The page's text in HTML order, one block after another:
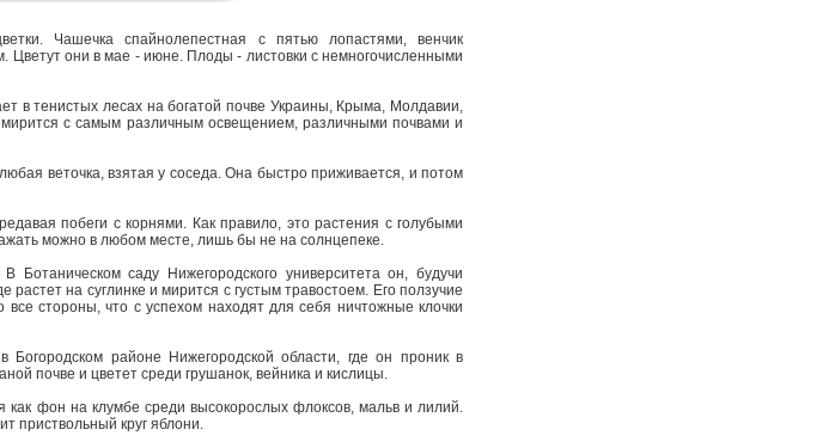
Чашечка спайнолепестная с пятью лопастями, венчик
Цветут они в мае - июне. Плоды - листовки с немногочисленными
в тенистых лесах на богатой почве Украины, Крыма, Молдавии,
с самым различным освещением, различными почвами и
веточка, взятая у соседа. Она быстро приживается, и потом
побеги с корнями. Как правило, это растения с голубыми
можно в любом месте, лишь бы не на солнцепеке.
саду Нижегородского университета он, будучи
на суглинке и мирится с густым травостоем. Его ползучие
стороны, что с успехом находят для себя ничтожные клочки
районе Нижегородской области, где он проник в
почве и цветет среди грушанок, вейника и кислицы.
как фон на клумбе среди высокорослых флоксов, мальв и лилий.
приствольный круг яблони.